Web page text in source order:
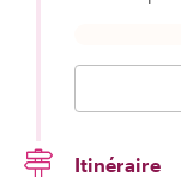
Itinéraire